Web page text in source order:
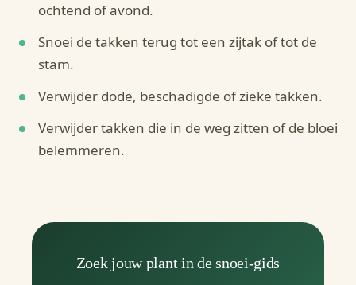
ochtend of avond.
Snoei de takken terug tot een zijtak of tot de
stam.
Verwijder dode, beschadigde of zieke takken.
Verwijder takken die in de weg zitten of de bloei
belemmeren.
Zoek jouw plant in de snoei-gids